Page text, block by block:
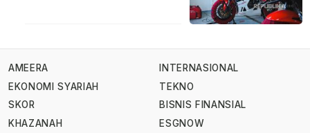
AMEERA
EKONOMI SYARIAH
SKOR
KHAZANAH
INTERNASIONAL
TEKNO
BISNIS FINANSIAL
ESGNOW